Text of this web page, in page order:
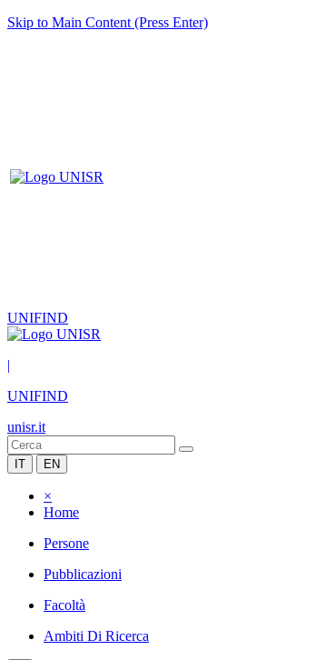
Skip to Main Content (Press Enter)
UNIFIND
|
UNIFIND
unisr.it
IT EN
×
Home
Persone
Pubblicazioni
Facoltà
Ambiti Di Ricerca